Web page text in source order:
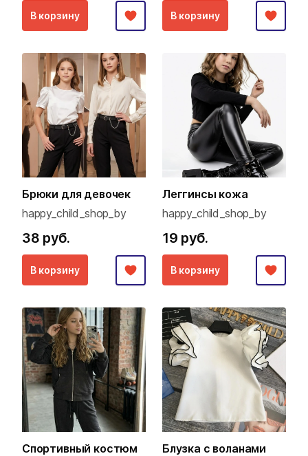
В корзину В корзину
Брюки для девочек
happy_child_shop_by
38 руб.
В корзину
Леггинсы кожа
happy_child_shop_by
19 руб.
В корзину
Спортивный костюм Блузка с воланами